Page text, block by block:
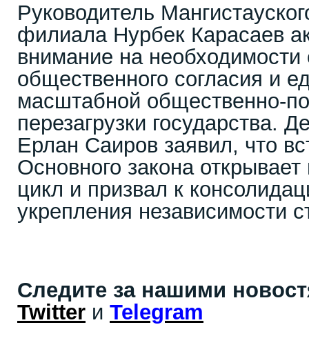
Руководитель
филиала Нурбек Карасаев
внимание на необходимости
общественного согласия и
масштабной общественно-
перезагрузки государства.
Ерлан Саиров заявил, что
Основного закона
цикл и призвал к
укрепления независимости
Следите за нашими
Twitter и Telegram